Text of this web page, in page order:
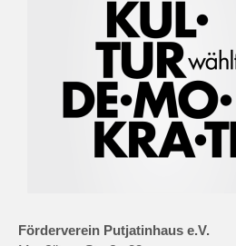
Förderverein Putjatinhaus e.V.